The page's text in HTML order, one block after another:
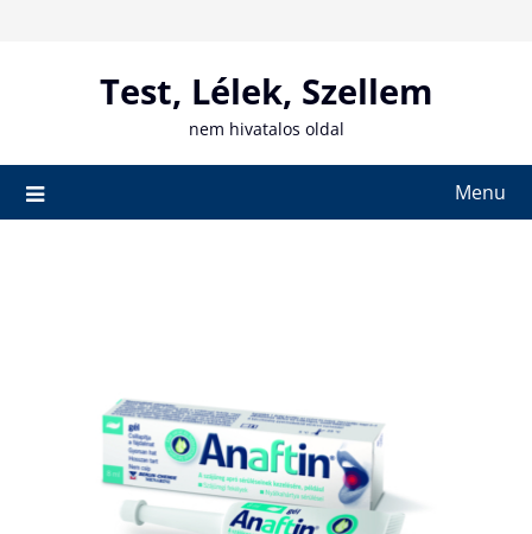
Test, Lélek, Szellem
nem hivatalos oldal
Menu